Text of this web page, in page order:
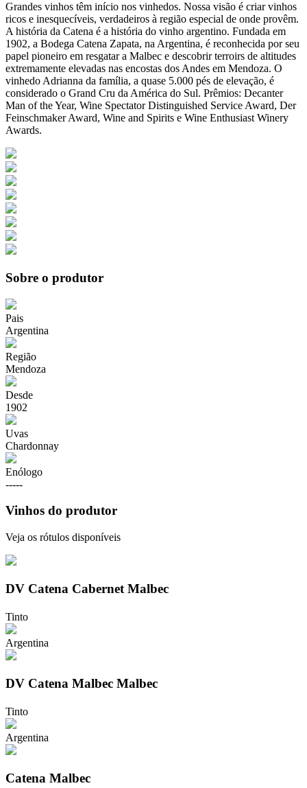
Grandes vinhos têm início nos vinhedos. Nossa visão é criar vinhos
ricos e inesquecíveis, verdadeiros à região especial de onde provêm.
A história da Catena é a história do vinho argentino. Fundada em
1902, a Bodega Catena Zapata, na Argentina, é reconhecida por seu
papel pioneiro em resgatar a Malbec e descobrir terroirs de altitudes
extremamente elevadas nas encostas dos Andes em Mendoza. O
vinhedo Adrianna da família, a quase 5.000 pés de elevação, é
considerado o Grand Cru da América do Sul. Prêmios: Decanter
Man of the Year, Wine Spectator Distinguished Service Award, Der
Feinschmaker Award, Wine and Spirits e Wine Enthusiast Winery
Awards.
Sobre o produtor
Pais
Argentina
Região
Mendoza
Desde
1902
Uvas
Chardonnay
Enólogo
-----
Vinhos do produtor
Veja os rótulos disponíveis
DV Catena Cabernet Malbec
Tinto
Argentina
DV Catena Malbec Malbec
Tinto
Argentina
Catena Malbec